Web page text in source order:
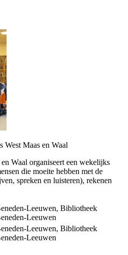
West Maas en Waal
Waal organiseert een wekelijks
die moeite hebben met de
spreken en luisteren), rekenen
Leeuwen, Bibliotheek
Leeuwen
Leeuwen, Bibliotheek
Leeuwen